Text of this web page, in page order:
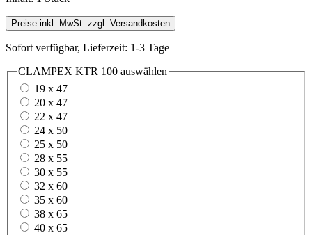
Preise inkl. MwSt. zzgl. Versandkosten
Sofort verfügbar, Lieferzeit: 1-3 Tage
CLAMPEX KTR 100 auswählen
19 x 47
20 x 47
22 x 47
24 x 50
25 x 50
28 x 55
30 x 55
32 x 60
35 x 60
38 x 65
40 x 65